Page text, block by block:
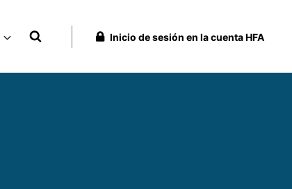
Inicio de sesión en la cuenta HFA